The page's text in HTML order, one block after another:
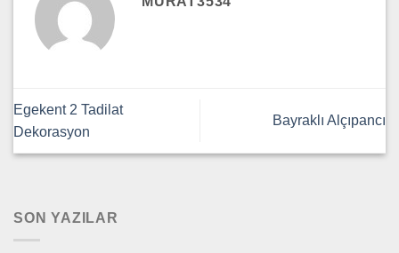
Egekent 2 Tadilat
Dekorasyon
Bayraklı Alçıpancı
SON YAZILAR